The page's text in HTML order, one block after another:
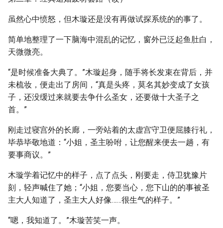
虽然心中愤怒，但木璇还是没有再做试探系统的的事了。
简单地整理了一下脑海中混乱的记忆，窗外已泛起鱼肚白，
天微微亮。
“是时候准备大典了。”木璇起身，随手将长发束在背后，并
未梳妆，便走出了房间，“真是头疼，莫名其妙变成了女孩
子，还没缓过来就要去争什么圣女，还要做十大圣子之
首。”
刚走过寝宫外的长廊，一旁站着的太虚宫守卫便屈膝行礼，
毕恭毕敬地道：“小姐，圣主吩咐，让您醒来便去一趟，有
要事商议。”
木璇学着记忆中的样子，点了点头，刚要走，侍卫犹豫片
刻，轻声喊住了她；“小姐，您要当心，您下山的的事被圣
主大人知道了，圣主大人好像……很生气的样子。”
“嗯，我知道了。”木璇苦笑一声。